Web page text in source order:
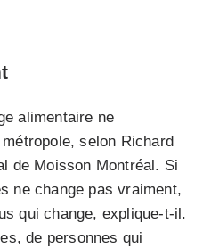
alimentaire ne
selon Richard
de Moisson Montréal. Si
ne change pas vraiment,
qui change, explique-t-il.
de personnes qui